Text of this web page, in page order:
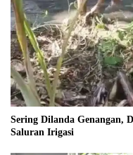
Sering Dilanda Genangan,
Saluran Irigasi